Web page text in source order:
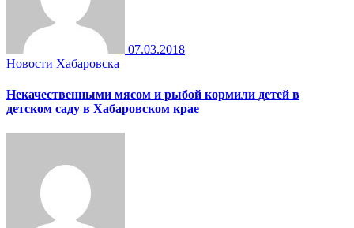
07.03.2018
Новости Хабаровска
Некачественными мясом и рыбой кормили детей в
детском саду в Хабаровском крае